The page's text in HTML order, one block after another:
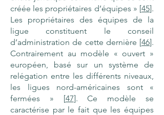
créée les propriétaires d’équipes » [45].
Les propriétaires des équipes de la
ligue constituent le conseil
d’administration de cette dernière [46].
Contrairement au modèle « ouvert »
européen, basé sur un système de
relégation entre les différents niveaux,
les ligues nord-américaines sont «
fermées » [47]. Ce modèle se
caractérise par le fait que les équipes